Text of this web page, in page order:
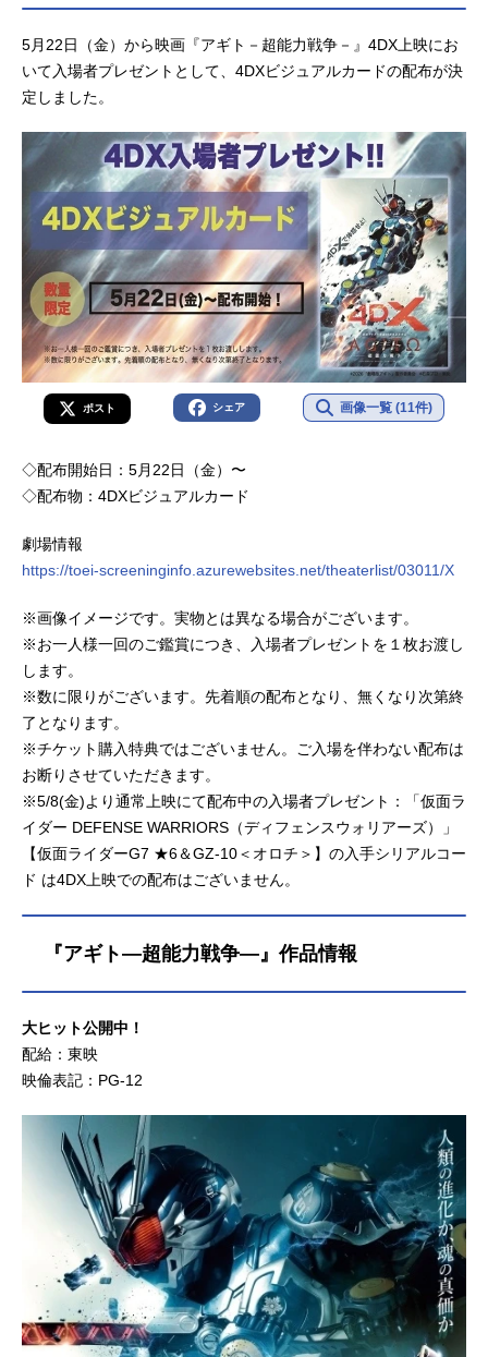
5月22日（金）から映画『アギト－超能力戦争－』4DX上映にお
いて入場者プレゼントとして、4DXビジュアルカードの配布が決
定しました。
ポスト シェア 画像一覧 (11件)
◇配布開始日：5月22日（金）〜
◇配布物：4DXビジュアルカード
劇場情報
https://toei-screeninginfo.azurewebsites.net/theaterlist/03011/X
※画像イメージです。実物とは異なる場合がございます。
※お一人様一回のご鑑賞につき、入場者プレゼントを１枚お渡し
します。
※数に限りがございます。先着順の配布となり、無くなり次第終
了となります。
※チケット購入特典ではございません。ご入場を伴わない配布は
お断りさせていただきます。
※5/8(金)より通常上映にて配布中の入場者プレゼント：「仮面ラ
イダー DEFENSE WARRIORS（ディフェンスウォリアーズ）」
【仮面ライダーG7 ★6＆GZ-10＜オロチ＞】の入手シリアルコー
ド は4DX上映での配布はございません。
『アギト—超能力戦争—』作品情報
大ヒット公開中！
配給：東映
映倫表記：PG-12